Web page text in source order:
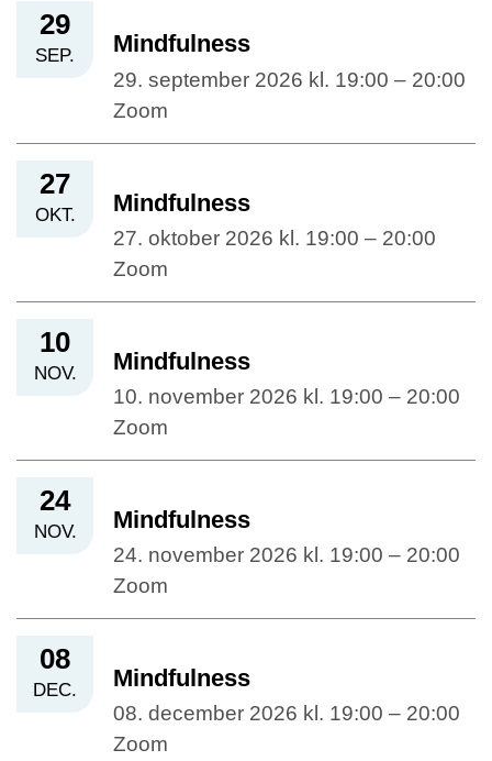
29
SEP. Mindfulness
29. september 2026 kl. 19:00 – 20:00
Zoom
27
OKT. Mindfulness
27. oktober 2026 kl. 19:00 – 20:00
Zoom
10
NOV. Mindfulness
10. november 2026 kl. 19:00 – 20:00
Zoom
24
NOV. Mindfulness
24. november 2026 kl. 19:00 – 20:00
Zoom
08
DEC. Mindfulness
08. december 2026 kl. 19:00 – 20:00
Zoom